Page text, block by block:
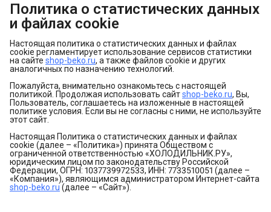
Политика о статистических данных
и файлах cookie
Настоящая политика о статиcтических данных и файлах
cookie регламентирует использование сервисов статистики
на сайте shop-beko.ru, а также файлов cookie и других
аналогичных по назначению технологий.
Пожалуйста, внимательно ознакомьтесь с настоящей
политикой. Продолжая использовать сайтshop-beko.ru, Вы,
Пользователь, соглашаетесь на изложенные в настоящей
политике условия. Если вы не согласны с ними, не используйте
этот сайт.
Настоящая Политика о статистических данных и файлах
cookie (далее – «Политика») принята Обществом с
ограниченной ответственностью «ХОЛОДИЛЬНИК.РУ»,
юридическим лицом по законодательству Российской
Федерации, ОГРН: 1037739972533, ИНН: 7733510051 (далее –
«Компания»), являющимся администратором Интернет-сайта
shop-beko.ru (далее – «Сайт»).